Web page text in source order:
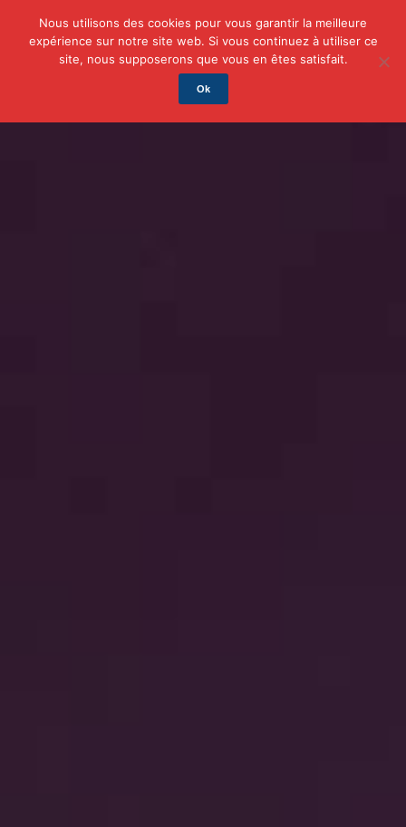
Auto/Moto Business Famille Finance
Nous utilisons des cookies pour vous garantir la meilleure
expérience sur notre site web. Si vous continuez à utiliser ce
site, nous supposerons que vous en êtes satisfait.
Ok